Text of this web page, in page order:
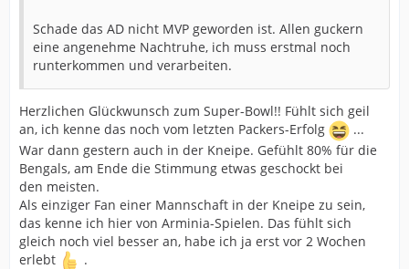
Schade das AD nicht MVP geworden ist. Allen guckern
eine angenehme Nachtruhe, ich muss erstmal noch
runterkommen und verarbeiten.
Herzlichen Glückwunsch zum Super-Bowl!! Fühlt sich geil
an, ich kenne das noch vom letzten Packers-Erfolg
...
War dann gestern auch in der Kneipe. Gefühlt 80% für die
Bengals, am Ende die Stimmung etwas geschockt bei
den meisten.
Als einziger Fan einer Mannschaft in der Kneipe zu sein,
das kenne ich hier von Arminia-Spielen. Das fühlt sich
gleich noch viel besser an, habe ich ja erst vor 2 Wochen
erlebt
.